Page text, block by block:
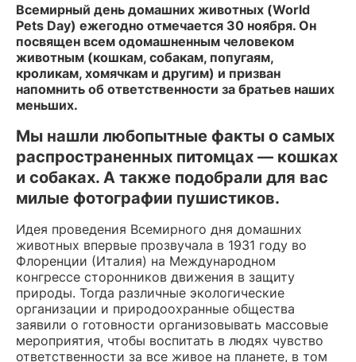
Всемирный день домашних животных (World
Pets Day) ежегодно отмечается 30 ноября. Он
посвящен всем одомашненным человеком
животным (кошкам, собакам, попугаям,
кроликам, хомячкам и другим) и призван
напомнить об ответственности за братьев наших
меньших.
Мы нашли любопытные факты о самых
распространенных питомцах — кошках
и собаках. А также подобрали для вас
милые фотографии пушистиков.
Идея проведения Всемирного дня домашних
животных впервые прозвучала в 1931 году во
Флоренции (Италия) на Международном
конгрессе сторонников движения в защиту
природы. Тогда различные экологические
организации и природоохранные общества
заявили о готовности организовывать массовые
мероприятия, чтобы воспитать в людях чувство
ответственности за все живое на планете, в том